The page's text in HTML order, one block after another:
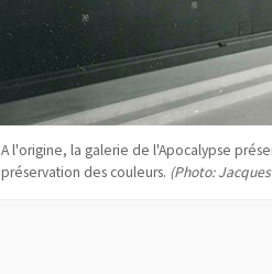
A l'origine, la galerie de l'Apocalypse
préservation des couleurs. (Photo: